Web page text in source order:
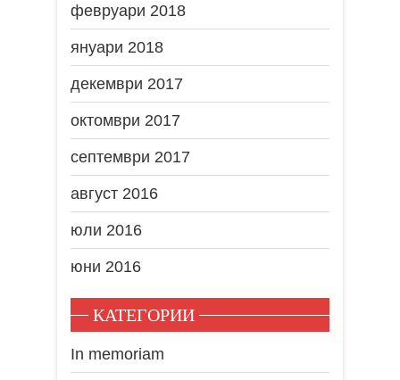
февруари 2018
януари 2018
декември 2017
октомври 2017
септември 2017
август 2016
юли 2016
юни 2016
КАТЕГОРИИ
In memoriam